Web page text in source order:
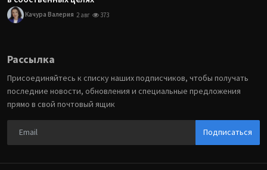
Качура Валерия 2 авг 373
Рассылка
Присоединяйтесь к списку наших подписчиков, чтобы получать
последние новости, обновления и специальные предложения
прямо в свой почтовый ящик
Подписаться